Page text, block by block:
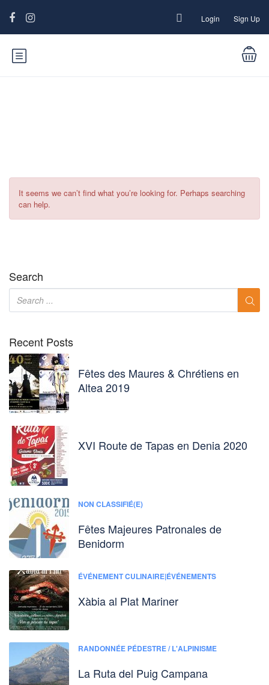
Login Sign Up
It seems we can’t find what you’re looking for. Perhaps searching
can help.
Search
Recent Posts
Fêtes des Maures & Chrétiens en
Altea 2019
XVI Route de Tapas en Denia 2020
NON CLASSIFIÉ(E)
Fêtes Majeures Patronales de
Benidorm
ÉVÉNEMENT CULINAIRE|ÉVÉNEMENTS
Xàbia al Plat Mariner
RANDONNÉE PÉDESTRE / L'ALPINISME
La Ruta del Puig Campana